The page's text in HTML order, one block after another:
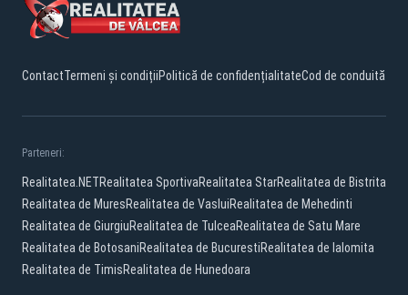
ContactTermeni și condițiiPolitică de confidențialitateCod de conduită
Parteneri:
Realitatea.NETRealitatea SportivaRealitatea StarRealitatea de Bistrita
Realitatea de MuresRealitatea de VasluiRealitatea de Mehedinti
Realitatea de GiurgiuRealitatea de TulceaRealitatea de Satu Mare
Realitatea de BotosaniRealitatea de BucurestiRealitatea de Ialomita
Realitatea de TimisRealitatea de Hunedoara